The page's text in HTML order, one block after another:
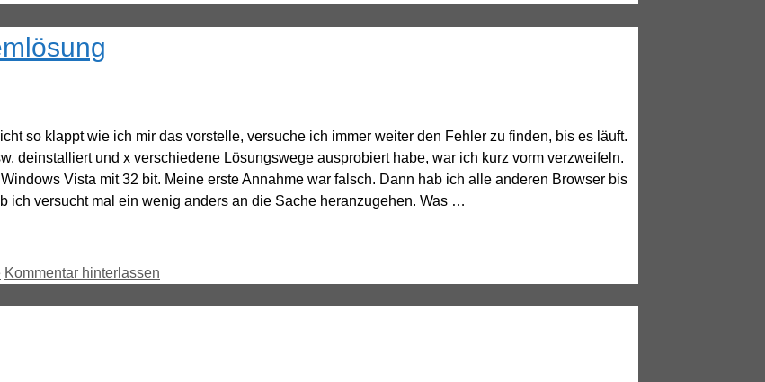
so klappt wie ich mir das vorstelle, versuche ich immer weiter den Fehler zu finden, bis es läuft.
deinstalliert und x verschiedene Lösungswege ausprobiert habe, war ich kurz vorm verzweifeln.
Vista mit 32 bit. Meine erste Annahme war falsch. Dann hab ich alle anderen Browser bis
ich versucht mal ein wenig anders an die Sache heranzugehen. Was …
Kommentar hinterlassen